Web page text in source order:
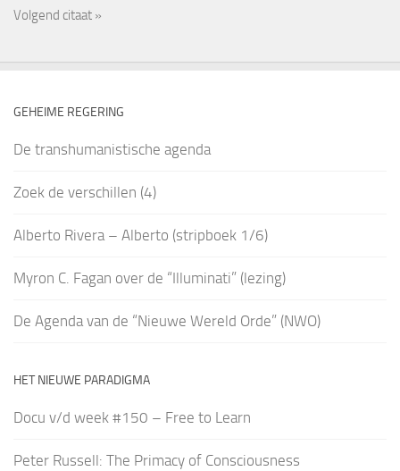
Volgend citaat »
GEHEIME REGERING
De transhumanistische agenda
Zoek de verschillen (4)
Alberto Rivera – Alberto (stripboek 1/6)
Myron C. Fagan over de “Illuminati” (lezing)
De Agenda van de “Nieuwe Wereld Orde” (NWO)
HET NIEUWE PARADIGMA
Docu v/d week #150 – Free to Learn
Peter Russell: The Primacy of Consciousness